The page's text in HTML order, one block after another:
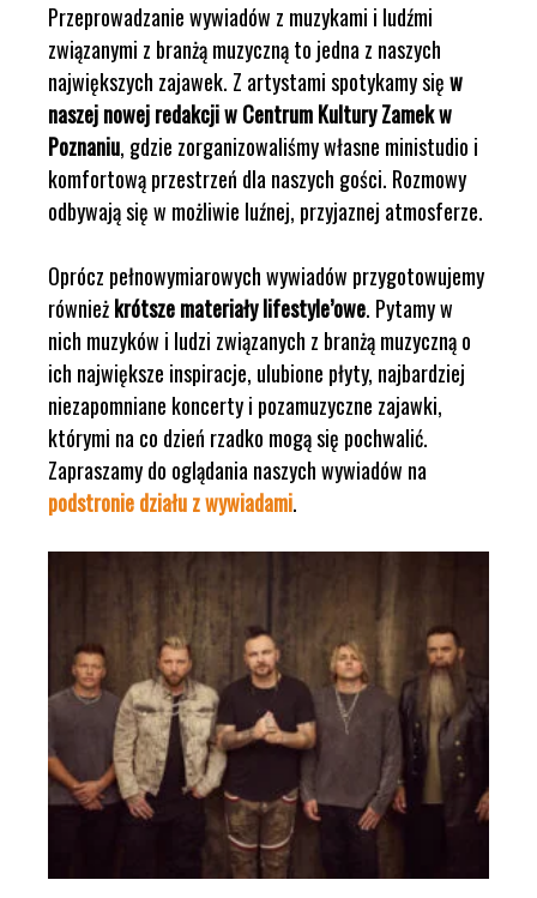
Przeprowadzanie wywiadów z muzykami i ludźmi
związanymi z branżą muzyczną to jedna z naszych
największych zajawek. Z artystami spotykamy sięw
naszej nowej redakcji w Centrum Kultury Zamek w
Poznaniu, gdzie zorganizowaliśmy własne ministudio i
komfortową przestrzeń dla naszych gości. Rozmowy
odbywają się w możliwie luźnej, przyjaznej atmosferze.
Oprócz pełnowymiarowych wywiadów przygotowujemy
równieżkrótsze materiały lifestyle’owe. Pytamy w
nich muzyków i ludzi związanych z branżą muzyczną o
ich największe inspiracje, ulubione płyty, najbardziej
niezapomniane koncerty i pozamuzyczne zajawki,
którymi na co dzień rzadko mogą się pochwalić.
Zapraszamy do oglądania naszych wywiadów na
podstronie działu z wywiadami.